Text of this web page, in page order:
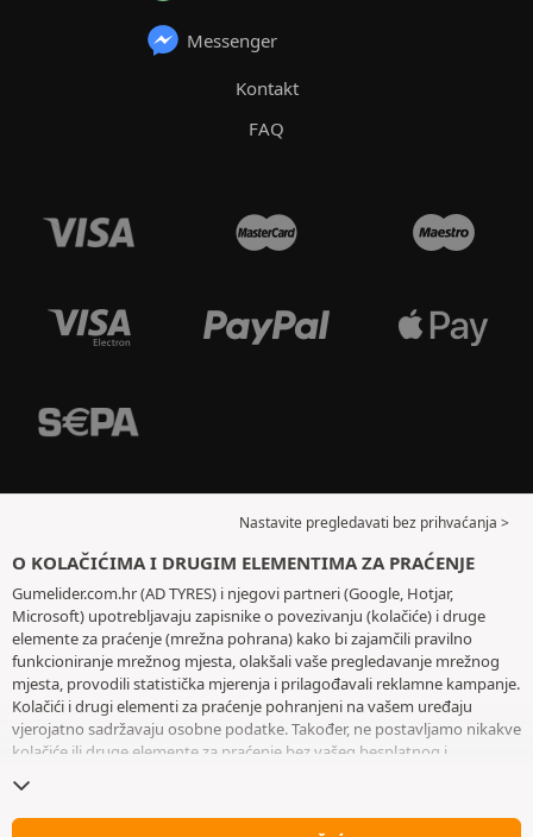
Messenger
Kontakt
FAQ
Nastavite pregledavati bez prihvaćanja >
O KOLAČIĆIMA I DRUGIM ELEMENTIMA ZA PRAĆENJE
Gumelider.com.hr (AD TYRES) i njegovi partneri (Google, Hotjar,
Microsoft) upotrebljavaju zapisnike o povezivanju (kolačiće) i druge
elemente za praćenje (mrežna pohrana) kako bi zajamčili pravilno
funkcioniranje mrežnog mjesta, olakšali vaše pregledavanje mrežnog
mjesta, provodili statistička mjerenja i prilagođavali reklamne kampanje.
Kolačići i drugi elementi za praćenje pohranjeni na vašem uređaju
vjerojatno sadržavaju osobne podatke. Također, ne postavljamo nikakve
kolačiće ili druge elemente za praćenje bez vašeg besplatnog i
Zadržavamo vaš odabir tijekom šest mjeseci. Svoj pristanak možete
povući u bilo kojem trenutku posjetom stranice posvećenekolačićima i